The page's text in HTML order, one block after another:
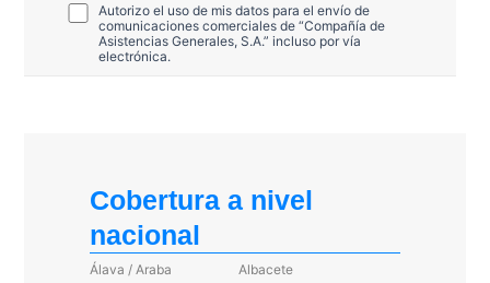
Autorizo el uso de mis datos para el envío de
comunicaciones comerciales de “Compañía de
Asistencias Generales, S.A.” incluso por vía
electrónica.
Cobertura a nivel
nacional
Álava / Araba
Albacete